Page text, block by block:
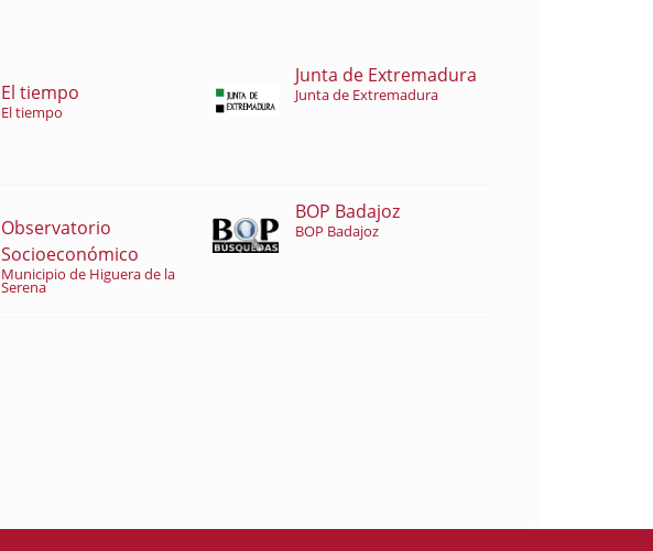
El tiempo
El tiempo
Junta de Extremadura
Junta de Extremadura
Observatorio
Socioeconómico
Municipio de Higuera de la
Serena
BOP Badajoz
BOP Badajoz